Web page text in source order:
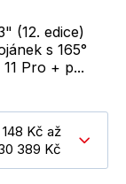
(12. edice)
s 165°
Pro + p...
Kč až
389 Kč